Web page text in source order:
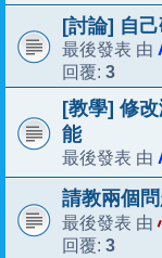
[討論] 自
最後發表 由
回覆: 3
[教學] 修
能
最後發表 由
請教兩個問
最後發表 由
回覆: 3